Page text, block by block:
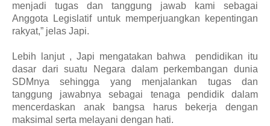
menjadi tugas dan tanggung jawab kami sebagai
Anggota Legislatif untuk memperjuangkan kepentingan
rakyat,” jelas Japi.
Lebih lanjut , Japi mengatakan bahwa pendidikan itu
dasar dari suatu Negara dalam perkembangan dunia
SDMnya sehingga
yang menjalankan tugas dan
tanggung jawabnya sebagai tenaga pendidik dalam
mencerdaskan anak bangsa
harus bekerja dengan
maksimal serta melayani dengan hati.